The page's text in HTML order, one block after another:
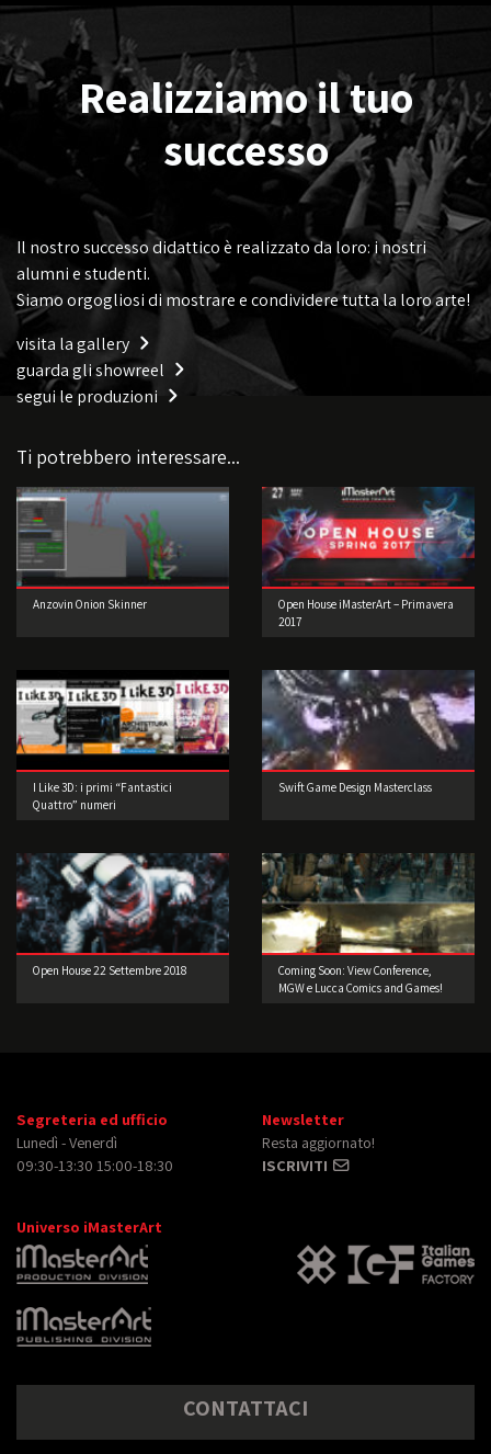
Realizziamo il tuo
successo
Il nostro successo didattico è realizzato da loro: i nostri
alumni e studenti.
Siamo orgogliosi di mostrare e condividere tutta la loro arte!
visita la gallery
guarda gli showreel
segui le produzioni
Ti potrebbero interessare...
Anzovin Onion Skinner
Open House iMasterArt – Primavera
2017
I Like 3D: i primi “Fantastici
Quattro” numeri
Swift Game Design Masterclass
Open House 22 Settembre 2018
Coming Soon: View Conference,
MGW e Lucca Comics and Games!
Segreteria ed ufficio
Lunedì - Venerdì
09:30-13:30 15:00-18:30
Newsletter
Resta aggiornato!
ISCRIVITI
Universo iMasterArt
CONTATTACI